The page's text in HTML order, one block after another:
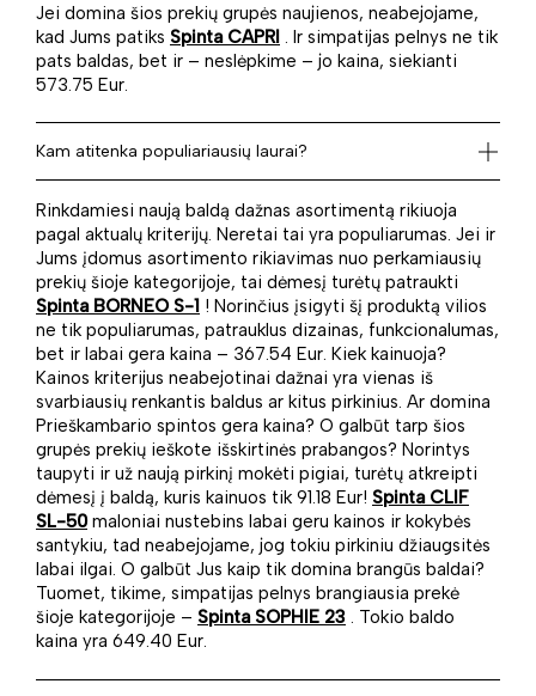
Jei domina šios prekių grupės naujienos, neabejojame,
kad Jums patiks Spinta CAPRI . Ir simpatijas pelnys ne tik
pats baldas, bet ir – neslėpkime – jo kaina, siekianti
573.75 Eur.
Kam atitenka populiariausių laurai?
Rinkdamiesi naują baldą dažnas asortimentą rikiuoja
pagal aktualų kriterijų. Neretai tai yra populiarumas. Jei ir
Jums įdomus asortimento rikiavimas nuo perkamiausių
prekių šioje kategorijoje, tai dėmesį turėtų patraukti
Spinta BORNEO S-1 ! Norinčius įsigyti šį produktą vilios
ne tik populiarumas, patrauklus dizainas, funkcionalumas,
bet ir labai gera kaina – 367.54 Eur. Kiek kainuoja?
Kainos kriterijus neabejotinai dažnai yra vienas iš
svarbiausių renkantis baldus ar kitus pirkinius. Ar domina
Prieškambario spintos gera kaina? O galbūt tarp šios
grupės prekių ieškote išskirtinės prabangos? Norintys
taupyti ir už naują pirkinį mokėti pigiai, turėtų atkreipti
dėmesį į baldą, kuris kainuos tik 91.18 Eur! Spinta CLIF
SL-50maloniai nustebins labai geru kainos ir kokybės
santykiu, tad neabejojame, jog tokiu pirkiniu džiaugsitės
labai ilgai. O galbūt Jus kaip tik domina brangūs baldai?
Tuomet, tikime, simpatijas pelnys brangiausia prekė
šioje kategorijoje – Spinta SOPHIE 23 . Tokio baldo
kaina yra 649.40 Eur.